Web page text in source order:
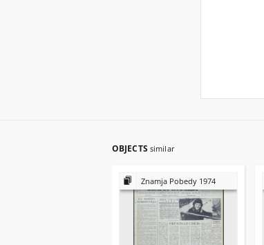
OBJECTS similar
Znamja Pobedy 1974